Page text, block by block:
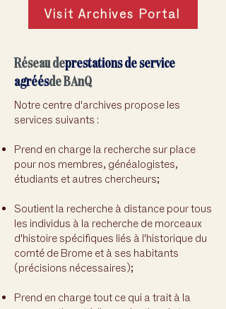
Visit Archives Portal
Réseau deprestations de service
agréésde BAnQ
Notre centre d'archives propose les
services suivants :
Prend en charge la recherche sur place
pour nos membres, généalogistes,
étudiants et autres chercheurs;
Soutient la recherche à distance pour tous
les individus à la recherche de morceaux
d'histoire spécifiques liés à l'historique du
comté de Brome et à ses habitants
(précisions nécessaires);
Prend en charge tout ce qui a trait à la